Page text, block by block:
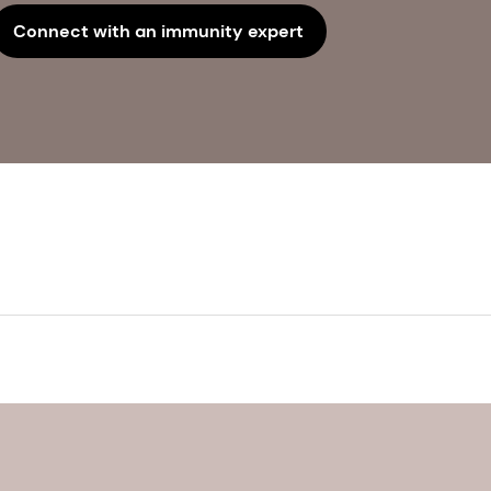
Connect with an immunity expert